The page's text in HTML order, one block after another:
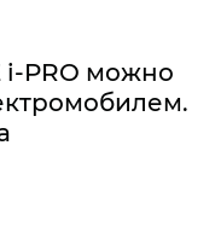
i‑PRO можно